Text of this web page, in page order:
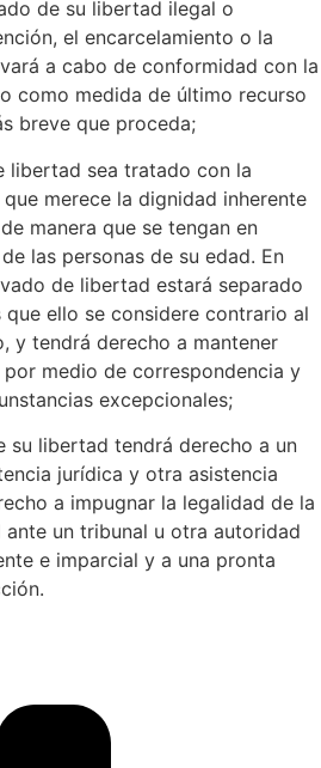
de su libertad ilegal o
el encarcelamiento o la
a cabo de conformidad con la
como medida de último recurso
breve que proceda;
libertad sea tratado con la
merece la dignidad inherente
manera que se tengan en
las personas de su edad. En
de libertad estará separado
ello se considere contrario al
y tendrá derecho a mantener
medio de correspondencia y
excepcionales;
su libertad tendrá derecho a un
jurídica y otra asistencia
a impugnar la legalidad de la
un tribunal u otra autoridad
e imparcial y a una pronta